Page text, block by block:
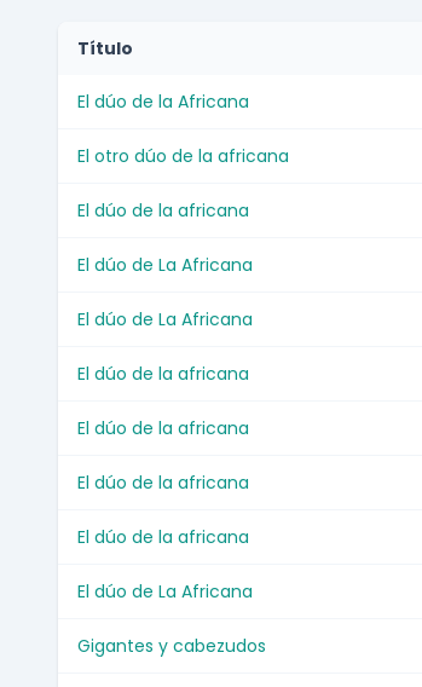
Título
El dúo de la Africana
El otro dúo de la africana
El dúo de la africana
El dúo de La Africana
El dúo de La Africana
El dúo de la africana
El dúo de la africana
El dúo de la africana
El dúo de la africana
El dúo de La Africana
Gigantes y cabezudos